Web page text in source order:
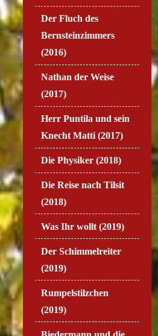
Der Fluch des
Bernsteinzimmers
(2016)
Nathan der Weise
(2017)
Herr Puntila und sein
Knecht Matti (2017)
Die Physiker (2018)
Die Reise nach Tilsit
(2018)
Was Ihr wollt (2019)
Der Schimmelreiter
(2019)
Rumpelstilzchen
(2019)